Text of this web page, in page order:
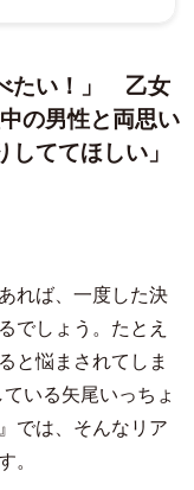
たい！」 乙女
の男性と両思い
ててほしい」
れば、一度した決
でしょう。たとえ
と悩まされてしま
いる矢尾いっちょ
では、そんなリア
。